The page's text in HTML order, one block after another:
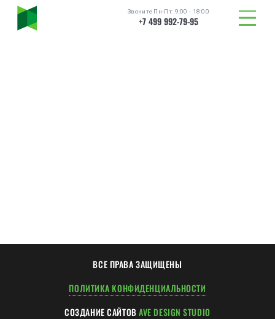
Звоните Пн-Пт: 9:00 - 18:00
+7 499 992-79-95
ТОВАРЫ
ХОД РАБОТ
ГАРАНТИИ
ВСЕ ПРАВА ЗАЩИЩЕНЫ
ПОЛИТИКА КОНФИДЕНЦИАЛЬНОСТИ
СОЗДАНИЕ САЙТОВAVE DESIGN STUDIO